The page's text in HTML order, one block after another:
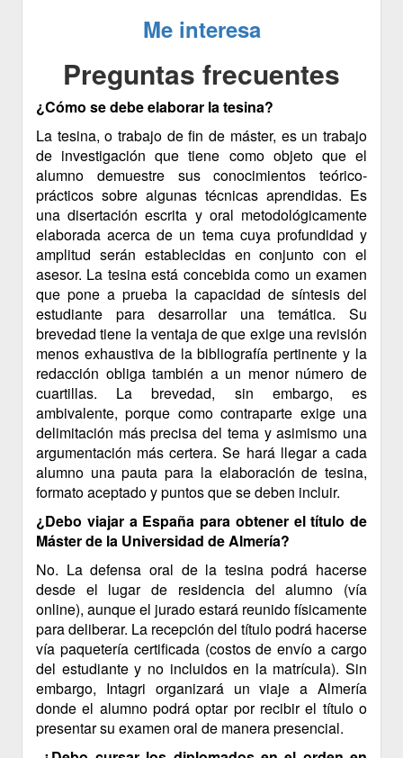
Me interesa
Preguntas frecuentes
¿Cómo se debe elaborar la tesina?
La tesina, o trabajo de fin de máster, es un trabajo
de investigación que tiene como objeto que el
alumno demuestre sus conocimientos teórico-
prácticos sobre algunas técnicas aprendidas. Es
una disertación escrita y oral metodológicamente
elaborada acerca de un tema cuya profundidad y
amplitud serán establecidas en conjunto con el
asesor. La tesina está concebida como un examen
que pone a prueba la capacidad de síntesis del
estudiante para desarrollar una temática. Su
brevedad tiene la ventaja de que exige una revisión
menos exhaustiva de la bibliografía pertinente y la
redacción obliga también a un menor número de
cuartillas. La brevedad, sin embargo, es
ambivalente, porque como contraparte exige una
delimitación más precisa del tema y asimismo una
argumentación más certera. Se hará llegar a cada
alumno una pauta para la elaboración de tesina,
formato aceptado y puntos que se deben incluir.
¿Debo viajar a España para obtener el título de
Máster de la Universidad de Almería?
No. La defensa oral de la tesina podrá hacerse
desde el lugar de residencia del alumno (vía
online), aunque el jurado estará reunido físicamente
para deliberar. La recepción del título podrá hacerse
vía paquetería certificada (costos de envío a cargo
del estudiante y no incluidos en la matrícula). Sin
embargo, Intagri organizará un viaje a Almería
donde el alumno podrá optar por recibir el título o
presentar su examen oral de manera presencial.